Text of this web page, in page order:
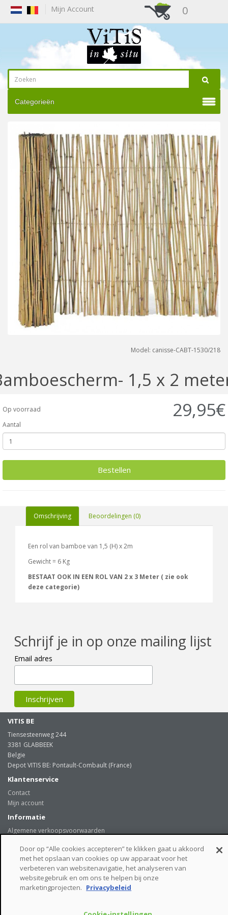
Mijn Account 0
Categorieën
Model: canisse-CABT-1530/218
1,5 x 2
Op voorraad 29,95€
Aantal
Bestellen
Omschrijving Beoordelingen (0)
Een rol van bamboe van 1,5 (H) x 2m
Gewicht = 6 Kg
BESTAAT OOK IN EEN ROL VAN 2 x 3 Meter ( zie ook
deze categorie)
Schrijf je in op onze mailing lijst
Email adres
VITIS BE
Tiensesteenweg 244
3381 GLABBEEK
Belgie
Depot VITIS BE: Pontault-Combault (France)
Klantenservice
Contact
Mijn account
Informatie
Algemene verkoopsvoorwaarden
Onze klanten getuigen
Privacybeleid
Links
beveiligde betaalmogelijkheden
Door op “Alle cookies accepteren” te klikken gaat u akkoord
met het opslaan van cookies op uw apparaat voor het
verbeteren van websitenavigatie, het analyseren van
websitegebruik en om ons te helpen bij onze
marketingprojecten. Privacybeleid